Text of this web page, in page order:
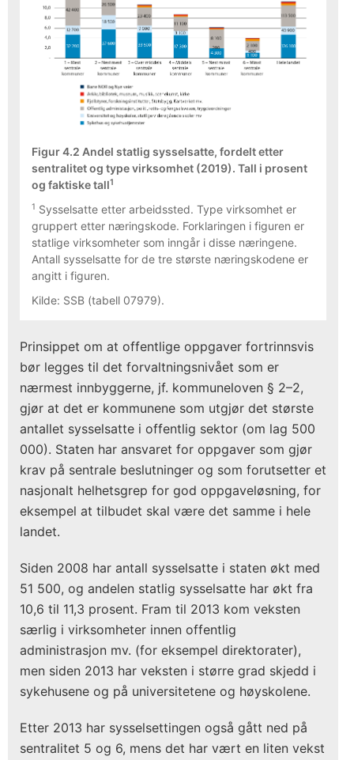
Figur 4.2 Andel statlig sysselsatte, fordelt etter
sentralitet og type virksomhet (2019). Tall i prosent
og faktiske tall1
1 Sysselsatte etter arbeidssted. Type virksomhet er
gruppert etter næringskode. Forklaringen i figuren er
statlige virksomheter som inngår i disse næringene.
Antall sysselsatte for de tre største næringskodene er
angitt i figuren.
Kilde: SSB (tabell 07979).
Prinsippet om at offentlige oppgaver fortrinnsvis
bør legges til det forvaltningsnivået som er
nærmest innbyggerne, jf. kommuneloven § 2–2,
gjør at det er kommunene som utgjør det største
antallet sysselsatte i offentlig sektor (om lag 500
000). Staten har ansvaret for oppgaver som gjør
krav på sentrale beslutninger og som forutsetter et
nasjonalt helhetsgrep for god oppgaveløsning, for
eksempel at tilbudet skal være det samme i hele
landet.
Siden 2008 har antall sysselsatte i staten økt med
51 500, og andelen statlig sysselsatte har økt fra
10,6 til 11,3 prosent. Fram til 2013 kom veksten
særlig i virksomheter innen offentlig
administrasjon mv. (for eksempel direktorater),
men siden 2013 har veksten i større grad skjedd i
sykehusene og på universitetene og høyskolene.
Etter 2013 har sysselsettingen også gått ned på
sentralitet 5 og 6, mens det har vært en liten vekst